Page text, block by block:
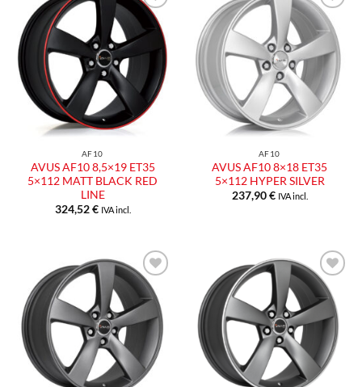
AF10
AVUS AF10 8,5×19 ET35
5×112 MATT BLACK RED
LINE
324,52€ IVA incl.
AF10
AVUS AF10 8×18 ET35
5×112 HYPER SILVER
237,90€ IVA incl.